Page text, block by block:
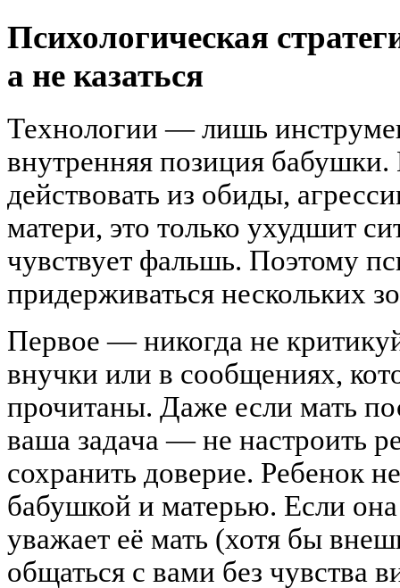
Психологическая
а не казаться
Технологии — лишь
внутренняя позиция бабушки.
действовать из обиды,
матери, это только ухудшит
чувствует фальшь. Поэтому
придерживаться нескольких
Первое — никогда не
внучки или в сообщениях,
прочитаны. Даже если мать
ваша задача — не настроить
сохранить доверие. Ребенок
бабушкой и матерью. Если
уважает её мать (хотя бы
общаться с вами без чувства